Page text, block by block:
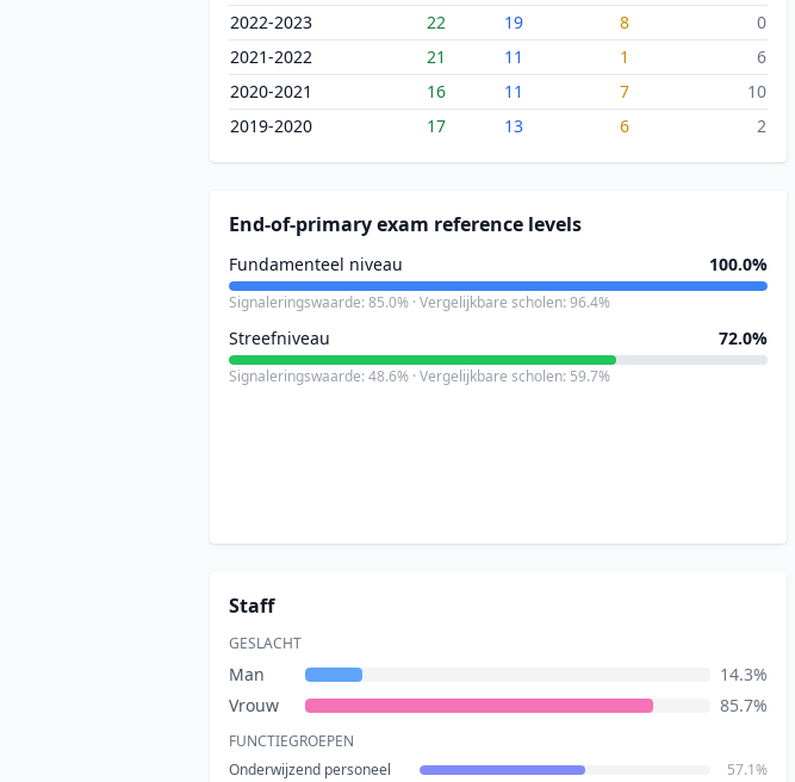
2022-2023
22 19 8
0
2021-2022
21 11 1
6
2020-2021
16 11 7
10
2019-2020
17 13 6 2
End-of-primary exam reference levels
Fundamenteel niveau 100.0%
Signaleringswaarde: 85.0% · Vergelijkbare scholen: 96.4%
Streefniveau 72.0%
Signaleringswaarde: 48.6% · Vergelijkbare scholen: 59.7%
Staff
GESLACHT
Man
14.3%
Vrouw
85.7%
FUNCTIEGROEPEN
Onderwijzend personeel
57.1%